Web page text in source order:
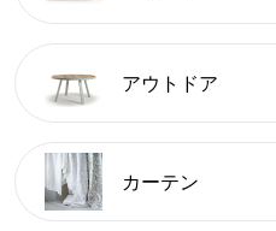
アウトドア
カーテン